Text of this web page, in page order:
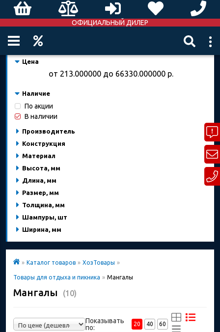
ОФИЦИАЛЬНЫЙ ДИЛЕР
Цена
от 213.000000до 66330.000000р.
Наличие
По акции
В наличии
Производитель
Конструкция
Материал
Высота, мм
Длина, мм
Размер, мм
Толщина, мм
Шампуры, шт
Ширина, мм
» Каталог товаров » ХозТовары »
Товары для отдыха и пикника » Мангалы
Мангалы (10)
Показывать
по:
20 40 60